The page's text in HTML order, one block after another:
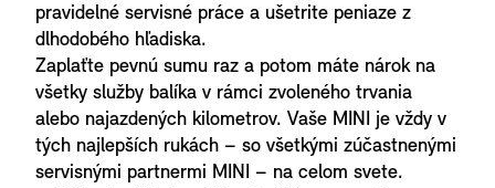
pravidelné servisné práce a ušetrite peniaze z
dlhodobého hľadiska.
Zaplaťte pevnú sumu raz a potom máte nárok na
všetky služby balíka v rámci zvoleného trvania
alebo najazdených kilometrov. Vaše MINI je vždy v
tých najlepších rukách – so všetkými zúčastnenými
servisnými partnermi MINI – na celom svete.